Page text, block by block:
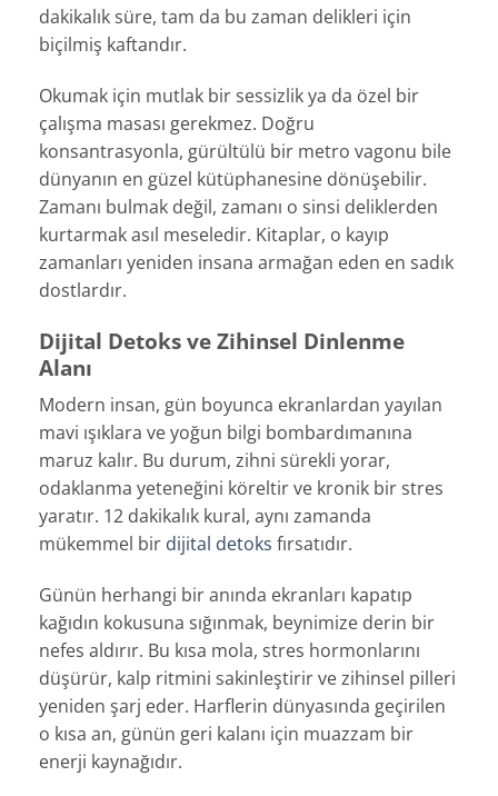
dakikalık süre, tam da bu zaman delikleri için
biçilmiş kaftandır.
Okumak için mutlak bir sessizlik ya da özel bir
çalışma masası gerekmez. Doğru
konsantrasyonla, gürültülü bir metro vagonu bile
dünyanın en güzel kütüphanesine dönüşebilir.
Zamanı bulmak değil, zamanı o sinsi deliklerden
kurtarmak asıl meseledir. Kitaplar, o kayıp
zamanları yeniden insana armağan eden en sadık
dostlardır.
Dijital Detoks ve Zihinsel Dinlenme
Alanı
Modern insan, gün boyunca ekranlardan yayılan
mavi ışıklara ve yoğun bilgi bombardımanına
maruz kalır. Bu durum, zihni sürekli yorar,
odaklanma yeteneğini köreltir ve kronik bir stres
yaratır. 12 dakikalık kural, aynı zamanda
mükemmel bir dijital detoks fırsatıdır.
Günün herhangi bir anında ekranları kapatıp
kağıdın kokusuna sığınmak, beynimize derin bir
nefes aldırır. Bu kısa mola, stres hormonlarını
düşürür, kalp ritmini sakinleştirir ve zihinsel pilleri
yeniden şarj eder. Harflerin dünyasında geçirilen
o kısa an, günün geri kalanı için muazzam bir
enerji kaynağıdır.